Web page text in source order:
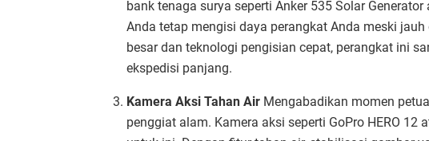
bank tenaga surya seperti Anker 535 Solar
Anda tetap mengisi daya perangkat Anda meski
besar dan teknologi pengisian cepat, perangkat ini
ekspedisi panjang.
Kamera Aksi Tahan Air Mengabadikan momen
penggiat alam. Kamera aksi seperti GoPro HERO 12